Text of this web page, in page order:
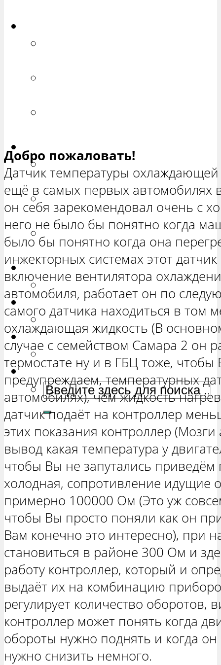
РЕМОНТ ВАЗ 21213 «НИВА
ТРЕХ-ДВЕРНАЯ»
ВАЗ 21214 «НИВА ТРЕХ-
ДВЕРНАЯ»
РЕМОНТ ВАЗ 2131 «НИВА
ЧЕТЫРЕХ-ДВЕРНАЯ»
Гранта
РЕМОНТ ВАЗ 2190 «ГРАНТА»
Ока
РЕМОНТ ВАЗ 1111 «ОКА»
Ларгус
РЕМОНТ ЛАДА ЛАРГУС
Добро пожаловать!
Датчик температуры
ещё в самых первых автомобилях
он себя зарекомендовал очень с
него не было бы понятно когда
было бы понятно когда она
инжекторных системах этот
включение вентилятора
автомобиля, работает он по
самого датчика находиться в том
охлаждающая жидкость (В
случае с семейством Самара 2 он
термостате ну и в ГБЦ тоже, чтобы
предупреждаем, температурных
автомобилях), чем жидкость
датчик подаёт на контроллер
этих показания контроллер
вывод какая температура у
чтобы Вы не запутались
холодная, сопротивление идущие
примерно 100000 Ом (Это уж
чтобы Вы просто поняли как он
Вам конечно это интересно), при
становиться в районе 300 Ом и
работу контроллер, который и
выдаёт их на комбинацию
регулирует количество оборотов,
контроллер может понять когда
обороты нужно поднять и когда
нужно снизить немного.